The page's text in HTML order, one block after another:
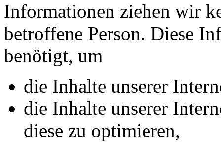
Informationen ziehen wir
betroffene Person. Diese
benötigt, um
die Inhalte unserer
die Inhalte unserer
diese zu optimieren,